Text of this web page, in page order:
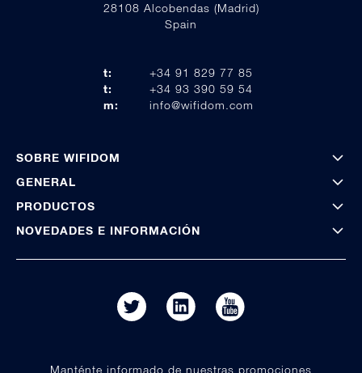
28108 Alcobendas (Madrid)
Spain
t:
+34 91 829 77 85
t:
+34 93 390 59 54
m:
info@wifidom.com
SOBRE WIFIDOM
GENERAL
PRODUCTOS
NOVEDADES E INFORMACIÓN
Manténte informado de nuestras promociones